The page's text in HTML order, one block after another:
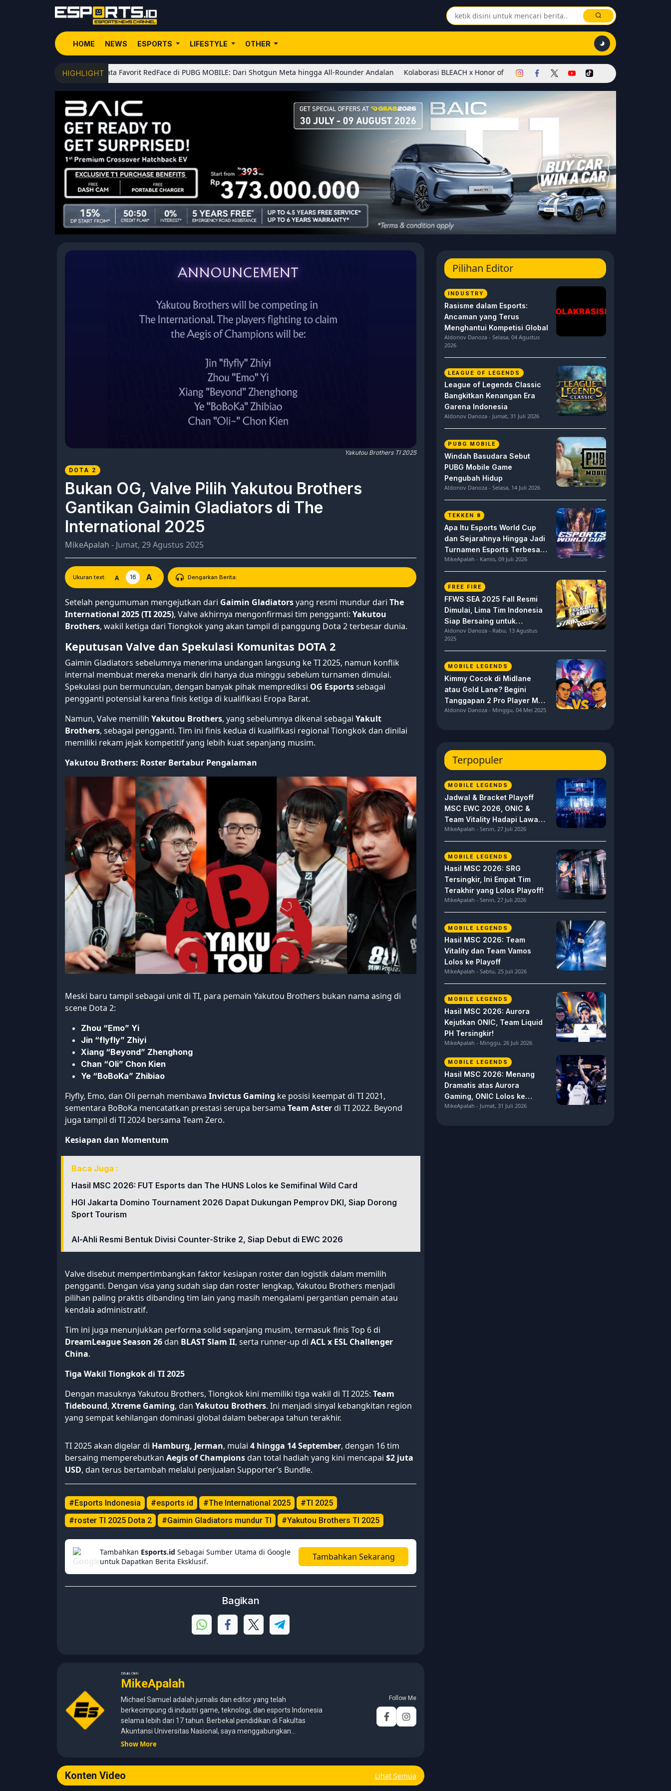
HOME NEWS ESPORTS LIFESTYLE OTHER
HIGHLIGHT
5 Senjata Favorit RedFace di PUBG MOBILE: Dari Shotgun Meta hingga All-Rounder Andalan Kolaborasi BLEACH x Honor of Kings Dimulai! Hadirkan Skin Soul Reaper, Mode Khusus, dan
Yakutou Brothers TI 2025
DOTA 2
Bukan OG, Valve Pilih Yakutou Brothers
Gantikan Gaimin Gladiators di The
International 2025
MikeApalah - Jumat, 29 Agustus 2025
Ukuran text: A 16 A Dengarkan Berita:
Setelah pengumuman mengejutkan dari Gaimin Gladiatorsyang resmi mundur dari The
International 2025 (TI 2025), Valve akhirnya mengonfirmasi tim pengganti: Yakutou
Brothers, wakil ketiga dari Tiongkok yang akan tampil di panggung Dota 2 terbesar dunia.
Keputusan Valve dan Spekulasi Komunitas DOTA 2
Gaimin Gladiators sebelumnya menerima undangan langsung ke TI 2025, namun konflik
internal membuat mereka menarik diri hanya dua minggu sebelum turnamen dimulai.
Spekulasi pun bermunculan, dengan banyak pihak memprediksi OG Esportssebagai
pengganti potensial karena finis ketiga di kualifikasi Eropa Barat.
Namun, Valve memilih Yakutou Brothers, yang sebelumnya dikenal sebagai Yakult
Brothers, sebagai pengganti. Tim ini finis kedua di kualifikasi regional Tiongkok dan dinilai
memiliki rekam jejak kompetitif yang lebih kuat sepanjang musim.
Yakutou Brothers: Roster Bertabur Pengalaman
Meski baru tampil sebagai unit di TI, para pemain Yakutou Brothers bukan nama asing di
scene Dota 2:
Zhou “Emo” Yi
Jin “flyfly” Zhiyi
Xiang “Beyond” Zhenghong
Chan “Oli” Chon Kien
Ye “BoBoKa” Zhibiao
Flyfly, Emo, dan Oli pernah membawa Invictus Gaming ke posisi keempat di TI 2021,
sementara BoBoKa mencatatkan prestasi serupa bersama Team Asterdi TI 2022. Beyond
juga tampil di TI 2024 bersama Team Zero.
Kesiapan dan Momentum
Baca Juga :
Hasil MSC 2026: FUT Esports dan The HUNS Lolos ke Semifinal Wild Card
HGI Jakarta Domino Tournament 2026 Dapat Dukungan Pemprov DKI, Siap Dorong
Sport Tourism
Al-Ahli Resmi Bentuk Divisi Counter-Strike 2, Siap Debut di EWC 2026
Valve disebut mempertimbangkan faktor kesiapan roster dan logistik dalam memilih
pengganti. Dengan visa yang sudah siap dan roster lengkap, Yakutou Brothers menjadi
pilihan paling praktis dibanding tim lain yang masih mengalami pergantian pemain atau
kendala administratif.
Tim ini juga menunjukkan performa solid sepanjang musim, termasuk finis Top 6 di
DreamLeague Season 26dan BLAST Slam II, serta runner-up di ACL x ESL Challenger
China.
Tiga Wakil Tiongkok di TI 2025
Dengan masuknya Yakutou Brothers, Tiongkok kini memiliki tiga wakil di TI 2025: Team
Tidebound, Xtreme Gaming, dan Yakutou Brothers. Ini menjadi sinyal kebangkitan region
yang sempat kehilangan dominasi global dalam beberapa tahun terakhir.
TI 2025 akan digelar di Hamburg, Jerman, mulai 4 hingga 14 September, dengan 16 tim
bersaing memperebutkan Aegis of Championsdan total hadiah yang kini mencapai $2 juta
USD, dan terus bertambah melalui penjualan Supporter’s Bundle.
#Esports Indonesia #esports id #The International 2025
#TI 2025
#roster TI 2025 Dota 2
#Gaimin Gladiators mundur TI #Yakutou Brothers TI 2025
Tambahkan Esports.id Sebagai Sumber Utama di Google
untuk Dapatkan Berita Eksklusif.
Tambahkan Sekarang
Bagikan
Ditulis Oleh
MikeApalah
Michael Samuel adalah jurnalis dan editor yang telah
berkecimpung di industri game, teknologi, dan esports Indonesia
selama lebih dari 17 tahun. Berbekal pendidikan di Fakultas
Akuntansi Universitas Nasional, saya menggabungkan
kemampuan analisis dengan pengalaman panjang di dunia
development, hingga Editor in Chief. Fokus utamanya adalah
menghadirkan tulisan yang informatif, mendalam, dan mudah
Show More
Follow Me
Konten Video Lihat Semua
Pilihan Editor
INDUSTRY
Rasisme dalam Esports:
Ancaman yang Terus
Menghantui Kompetisi Global
Aldonov Danoza - Selasa, 04 Agustus
2026
LEAGUE OF LEGENDS
League of Legends Classic
Bangkitkan Kenangan Era
Garena Indonesia
Aldonov Danoza - Jumat, 31 Juli 2026
PUBG MOBILE
Windah Basudara Sebut
PUBG Mobile Game
Pengubah Hidup
Aldonov Danoza - Selasa, 14 Juli 2026
TEKKEN 8
Apa Itu Esports World Cup
dan Sejarahnya Hingga Jadi
Turnamen Esports Terbesar
di Dunia
MikeApalah - Kamis, 09 Juli 2026
FREE FIRE
FFWS SEA 2025 Fall Resmi
Dimulai, Lima Tim Indonesia
Siap Bersaing untuk
Dominasi
Aldonov Danoza - Rabu, 13 Agustus
2025
MOBILE LEGENDS
Kimmy Cocok di Midlane
atau Gold Lane? Begini
Tanggapan 2 Pro Player MPL
ID S15 ini
Aldonov Danoza - Minggu, 04 Mei 2025
Terpopuler
MOBILE LEGENDS
Jadwal & Bracket Playoff
MSC EWC 2026, ONIC &
Team Vitality Hadapi Lawan
Berat
MikeApalah - Senin, 27 Juli 2026
MOBILE LEGENDS
Hasil MSC 2026: SRG
Tersingkir, Ini Empat Tim
Terakhir yang Lolos Playoff!
MikeApalah - Senin, 27 Juli 2026
MOBILE LEGENDS
Hasil MSC 2026: Team
Vitality dan Team Vamos
Lolos ke Playoff
MikeApalah - Sabtu, 25 Juli 2026
MOBILE LEGENDS
Hasil MSC 2026: Aurora
Kejutkan ONIC, Team Liquid
PH Tersingkir!
MikeApalah - Minggu, 26 Juli 2026
MOBILE LEGENDS
Hasil MSC 2026: Menang
Dramatis atas Aurora
Gaming, ONIC Lolos ke
Semifinal!
MikeApalah - Jumat, 31 Juli 2026